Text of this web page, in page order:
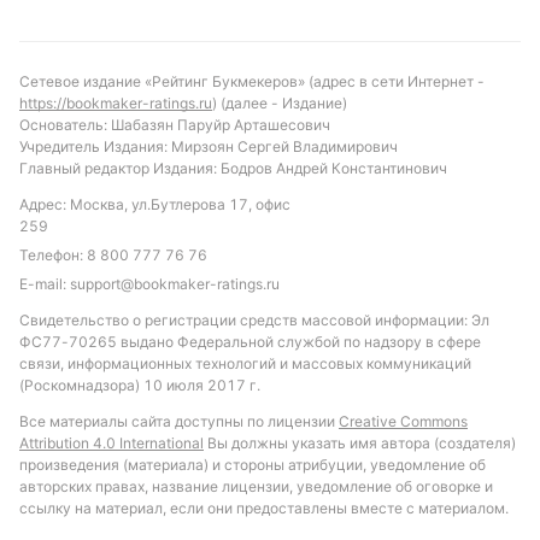
результативностью, где обе команды проявят
осторожность. Рекомендуется обратить внимание
на ставку с общим тоталом меньше 2.5 голов.
Также интересен вариант с количеством желтых
карточек от 4 до 6, учитывая тенденцию к
умеренной жёсткости в игре. В целом, матч
обещает быть равным, с небольшим
преимуществом Вадуца в плане стабильности и
дисциплины во втором тайме.
Обновлено:
Автор
Александр Трибуш
Сетевое издание «Рейтинг Букмекеров» (адрес в сети Интернет -
https://bookmaker-ratings.ru) (далее - Издание)
Основатель: Шабазян Паруйр Арташесович
Учредитель Издания: Мирзоян Сергей Владимирович
Главный редактор Издания: Бодров Андрей Константинович
Адрес: Москва, ул.Бутлерова 17, офис
259
Телефон: 8 800 777 76 76
E-mail: support@bookmaker-ratings.ru
Свидетельство о регистрации средств массовой информации: Эл
ФС77-70265 выдано Федеральной службой по надзору в сфере
связи, информационных технологий и массовых коммуникаций
(Роскомнадзора) 10 июля 2017 г.
Все материалы сайта доступны по лицензии Creative Commons
Attribution 4.0 International Вы должны указать имя автора (создателя)
произведения (материала) и стороны атрибуции, уведомление об
авторских правах, название лицензии, уведомление об оговорке и
ссылку на материал, если они предоставлены вместе с материалом.